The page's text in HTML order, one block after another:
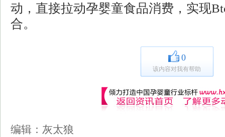
动，直接拉动孕婴童食品消费，实现
合。
0
该内容对我有帮助
编辑：灰太狼